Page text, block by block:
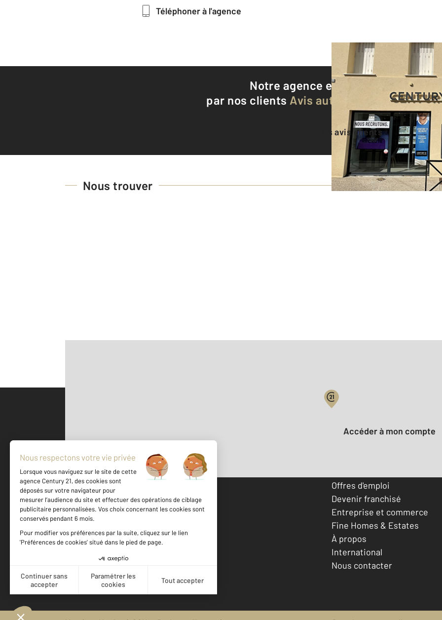
Téléphoner à l'agence
Notre agence est notée
9,3/10
par nos clients Avis authentifiés par
Voir tous les avis clients
Nous trouver
500 m ©Mappy
Votre compte :
Accéder à mon compte
Votre agence est notée
Achat
Location
Offres d'emploi
Devenir franchisé
Entreprise et commerce
Fine Homes & Estates
À propos
International
Nous contacter